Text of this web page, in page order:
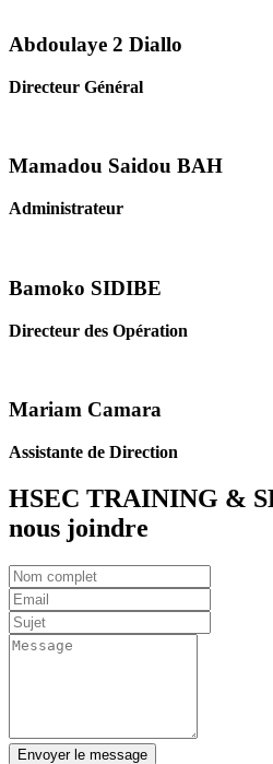
Abdoulaye 2 Diallo
Directeur Général
Mamadou Saidou BAH
Administrateur
Bamoko SIDIBE
Directeur des Opération
Mariam Camara
Assistante de Direction
HSEC TRAINING &
nous joindre